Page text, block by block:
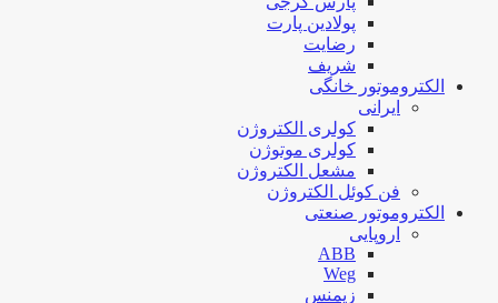
پولادین پارت
رضایت
شریف
الکتروموتور خانگی
ایرانی
کولری الکتروژن
کولری موتوژن
مشعل الکتروژن
فن کوئل الکتروژن
الکتروموتور صنعتی
اروپایی
ABB
Weg
زیمنس